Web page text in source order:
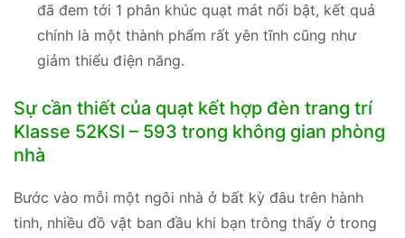
đã đem tới 1 phân khúc quạt mát nổi bật, kết quả
chính là một thành phẩm rất yên tĩnh cũng như
giảm thiểu điện năng.
Sự cần thiết của quạt kết hợp đèn trang trí
Klasse 52KSI – 593 trong không gian phòng
nhà
Bước vào mỗi một ngôi nhà ở bất kỳ đâu trên hành
tinh, nhiều đồ vật ban đầu khi bạn trông thấy ở trong